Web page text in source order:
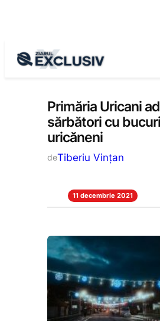
Administrație
Primăria Uricani
sărbători cu
uricăneni
deTiberiu Vințan
11 decembrie 2021